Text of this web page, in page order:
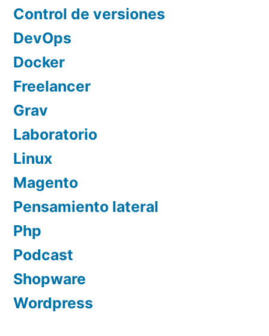
Control de versiones
DevOps
Docker
Freelancer
Grav
Laboratorio
Linux
Magento
Pensamiento lateral
Php
Podcast
Shopware
Wordpress